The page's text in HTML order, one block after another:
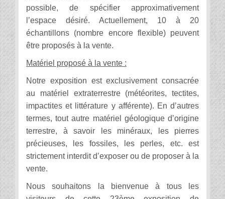
possible, de spécifier approximativement
l’espace désiré. Actuellement, 10 à 20
échantillons (nombre encore flexible) peuvent
être proposés à la vente.
Matériel proposé à la vente :
Notre exposition est exclusivement consacrée
au matériel extraterrestre (météorites, tectites,
impactites et littérature y afférente). En d’autres
termes, tout autre matériel géologique d’origine
terrestre, à savoir les minéraux, les pierres
précieuses, les fossiles, les perles, etc. est
strictement interdit d’exposer ou de proposer à la
vente.
Nous souhaitons la bienvenue à tous les